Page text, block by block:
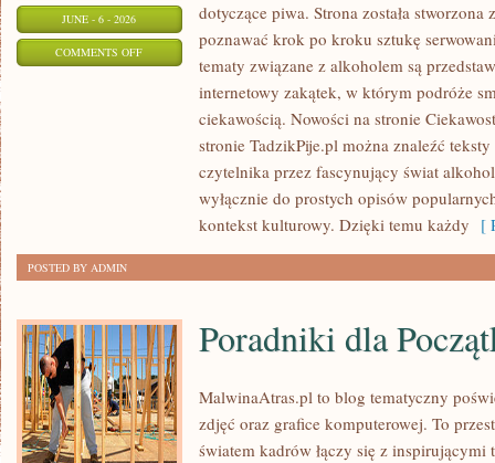
JUNE - 6 - 2026
COMMENTS OFFON
dotyczące piwa. Strona została
poznawać krok po kroku sztukę
tematy związane z alkoholem są
internetowy zakątek, w którym podróże
ciekawością. Nowości na stronie
stronie TadzikPije.pl można znaleźć
czytelnika przez fascynujący świat
wyłącznie do prostych opisów
kontekst kulturowy. Dzięki temu każdy [
POSTED BY ADMIN
Poradniki dla
MalwinaAtras.pl to blog tematyczny
zdjęć oraz grafice komputerowej. To
światem kadrów łączy się z inspirującymi